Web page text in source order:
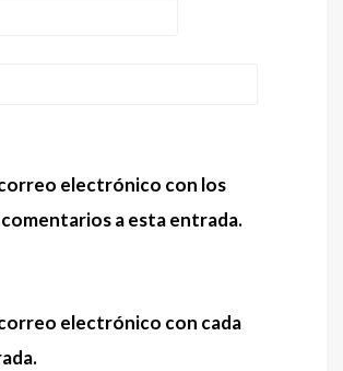
electrónico con los
a esta entrada.
electrónico con cada